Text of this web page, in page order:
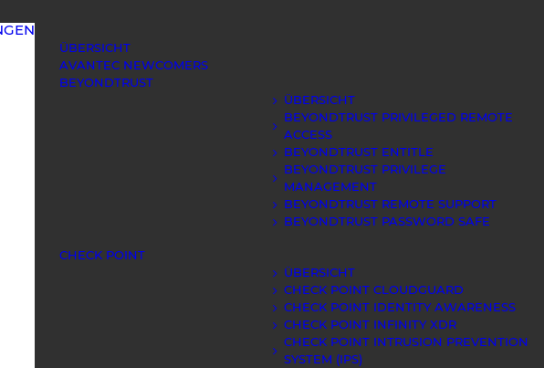
ÜBERSICHT
AVANTEC NEWCOMERS
BEYONDTRUST
ÜBERSICHT
BEYONDTRUST PRIVILEGED REMOTE
ACCESS
BEYONDTRUST ENTITLE
BEYONDTRUST PRIVILEGE
MANAGEMENT
BEYONDTRUST REMOTE SUPPORT
BEYONDTRUST PASSWORD SAFE
CHECK POINT
ÜBERSICHT
CHECK POINT CLOUDGUARD
CHECK POINT IDENTITY AWARENESS
CHECK POINT INFINITY XDR
CHECK POINT INTRUSION PREVENTION
SYSTEM (IPS)